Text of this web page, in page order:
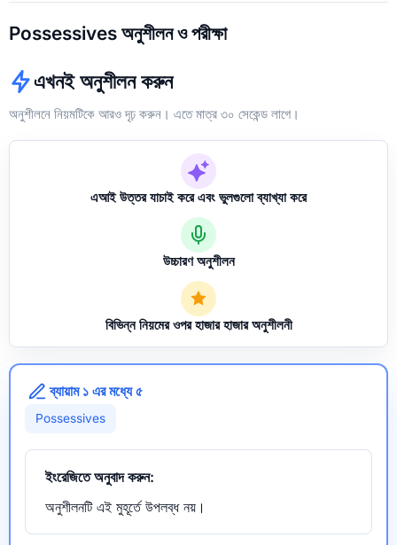
Possessives অনুশীলন ও পরীক্ষা
এখনই অনুশীলন করুন
অনুশীলনে নিয়মটিকে আরও দৃঢ় করুন। এতে মাত্র ৩০ সেকেন্ড লাগে।
এআই উত্তর যাচাই করে এবং ভুলগুলো ব্যাখ্যা করে
উচ্চারণ অনুশীলন
বিভিন্ন নিয়মের ওপর হাজার হাজার অনুশীলনী
ব্যায়াম ১ এর মধ্যে ৫
Possessives
ইংরেজিতে অনুবাদ করুন:
অনুশীলনটি এই মুহূর্তে উপলব্ধ নয়।